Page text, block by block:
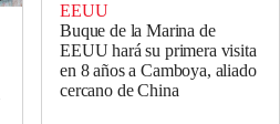
EEUU
Buque de la Marina de
EEUU hará su primera visita
en 8 años a Camboya, aliado
cercano de China